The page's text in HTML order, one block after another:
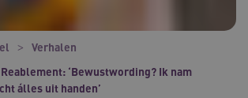
Verhalen
‘Bewustwording? Ik nam
álles uit handen’